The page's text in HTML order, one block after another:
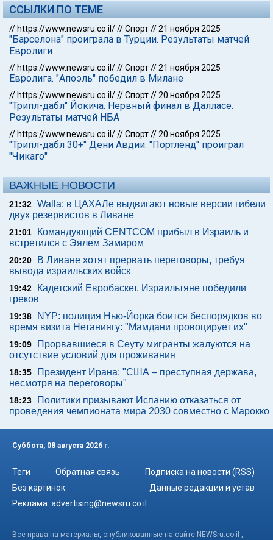
ССЫЛКИ ПО ТЕМЕ
// https://www.newsru.co.il///Спорт//21 ноября 2025
"Барселона" проиграла в Турции. Результаты матчей
Евролиги
// https://www.newsru.co.il///Спорт//21 ноября 2025
Евролига. "Апоэль" победил в Милане
// https://www.newsru.co.il///Спорт//20 ноября 2025
"Трипл-дабл" Йокича. Нервный финал в Далласе.
Результаты матчей НБА
// https://www.newsru.co.il///Спорт//20 ноября 2025
"Трипл-дабл 30+" Дени Авдии. "Портленд" проиграл
"Чикаго"
ВАЖНЫЕ НОВОСТИ
21:32 Walla: в ЦАХАЛе выдвигают новые версии гибели
двух резервистов в Ливане
21:01
Командующий CENTCOM прибыл в Израиль и
встретился с Эялем Замиром
20:20
В Ливане хотят прервать переговоры, требуя
вывода израильских войск
19:42
Кадетский Евробаскет. Израильтяне победили
греков
19:38
NYP: полиция Нью-Йорка боится беспорядков во
время визита Нетаниягу: "Мамдани провоцирует их"
19:09
Прорвавшиеся в Сеуту мигранты жалуются на
отсутствие условий для проживания
18:35
Президент Ирана: "США – преступная держава,
несмотря на переговоры"
18:23
Политики призывают Испанию отказаться от
проведения чемпионата мира 2030 совместно с Марокко
Суббота, 08 августа 2026 г.
Теги Обратная связь
Подписка на новости (RSS)
Без картинок
Данные редакции и устав
Реклама: advertising@newsru.co.il
Все права на материалы, опубликованные на сайте NEWSru.co.il ,